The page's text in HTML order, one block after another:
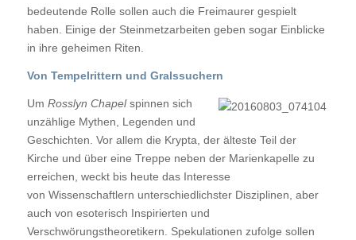
bedeutende Rolle sollen auch die Freimaurer gespielt
haben. Einige der Steinmetzarbeiten geben sogar Einblicke
in ihre geheimen Riten.
Von Tempelrittern und Gralssuchern
Um Rosslyn Chapelspinnen sich
unzählige Mythen, Legenden und
Geschichten. Vor allem die Krypta, der älteste Teil der
Kirche und über eine Treppe neben der Marienkapelle zu
erreichen, weckt bis heute das Interesse
von Wissenschaftlern unterschiedlichster Disziplinen, aber
auch von esoterisch Inspirierten und
Verschwörungstheoretikern. Spekulationen zufolge sollen